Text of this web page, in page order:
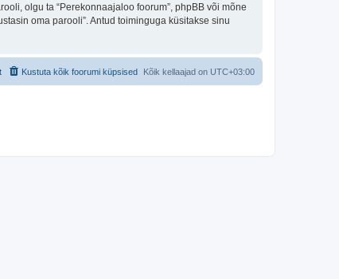
olgu ta “Perekonnaajaloo foorum”, phpBB või mõne
oma parooli”. Antud toiminguga küsitakse sinu
Kõik kellaajad on UTC+03:00
Kustuta kõik foorumi küpsised